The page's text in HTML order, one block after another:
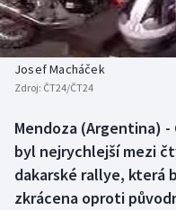
Basketbal
Biatlon
Box
Curling
Historické návraty
Aplikace ČT sport
Josef Macháček
Zdroj: ČT24/ČT24
Mendoza (Argentina)
byl nejrychlejší mezi
dakarské rallye, která
zkrácena oproti